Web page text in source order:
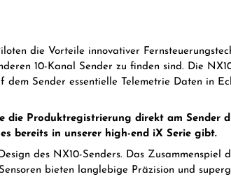
die Vorteile innovativer
10-Kanal Sender zu finden sind. Die
Sender essentielle Telemetrie Daten in
Produktregistrierung direkt am Sender
bereits in unserer high-end iX Serie gibt.
des NX10-Senders. Das Zusammenspiel
bieten langlebige Präzision und